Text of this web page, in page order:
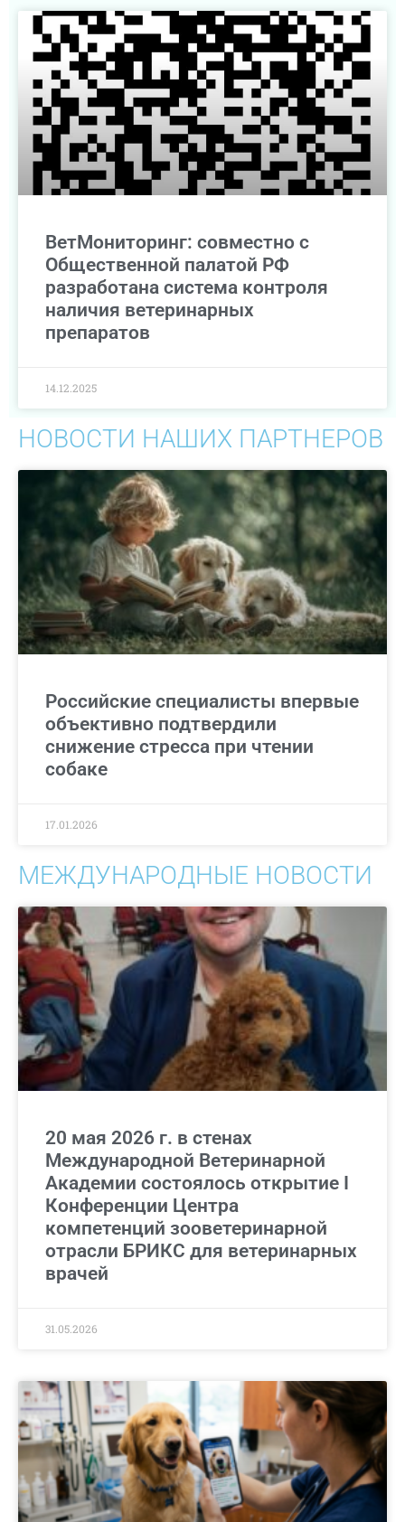
ВетМониторинг: совместно с
Общественной палатой РФ
разработана система контроля
наличия ветеринарных
препаратов
14.12.2025
НОВОСТИ НАШИХ ПАРТНЕРОВ
Российские специалисты впервые
объективно подтвердили
снижение стресса при чтении
собаке
17.01.2026
МЕЖДУНАРОДНЫЕ НОВОСТИ
20 мая 2026 г. в стенах
Международной Ветеринарной
Академии состоялось открытие I
Конференции Центра
компетенций зооветеринарной
отрасли БРИКС для ветеринарных
врачей
31.05.2026